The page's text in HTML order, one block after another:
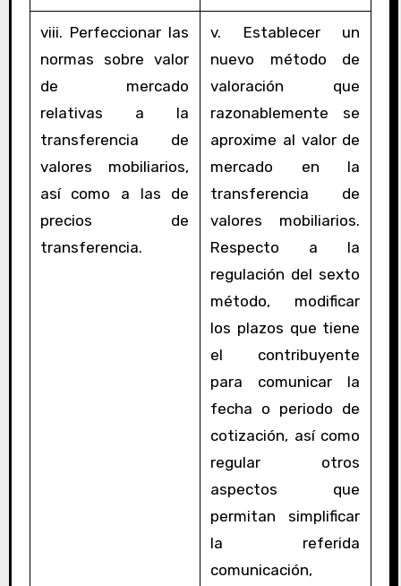
viii. Perfeccionar las
normas sobre valor
de mercado
relativas a la
transferencia de
valores mobiliarios,
así como a las de
precios de
transferencia.
v. Establecer un
nuevo método de
valoración que
razonablemente se
aproxime al valor de
mercado en la
transferencia de
valores mobiliarios.
Respecto a la
regulación del sexto
método, modificar
los plazos que tiene
el contribuyente
para comunicar la
fecha o periodo de
cotización, así como
regular otros
aspectos que
permitan simplificar
la referida
comunicación,